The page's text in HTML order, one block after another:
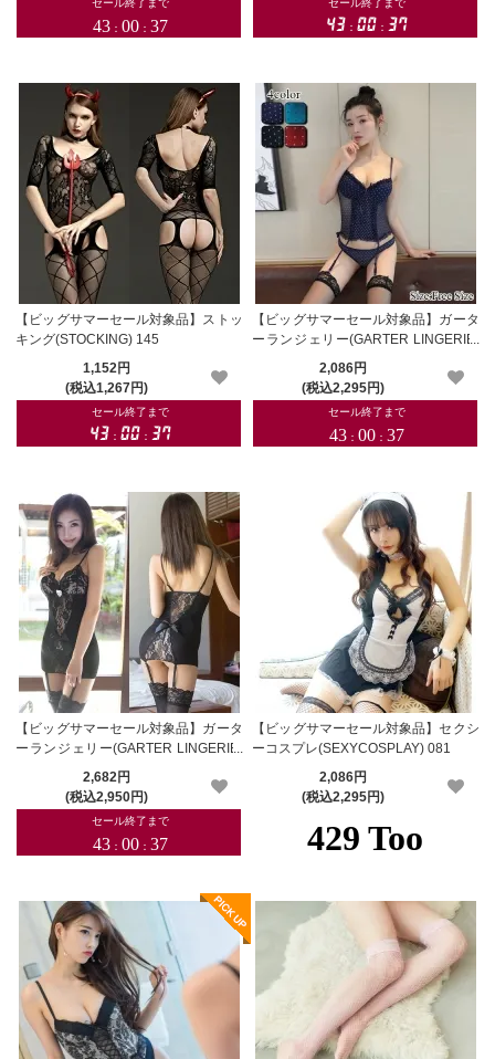
【ビッグサマーセール対象品】ストッ
キング(STOCKING) 145
1,152円
(税込1,267円)
【ビッグサマーセール対象品】ガータ
ーランジェリー(GARTER LINGERIE)
2,086円
(税込2,295円)
【ビッグサマーセール対象品】ガータ
ーランジェリー(GARTER LINGERIE)
2,682円
(税込2,950円)
【ビッグサマーセール対象品】セクシ
ーコスプレ(SEXYCOSPLAY) 081
2,086円
(税込2,295円)